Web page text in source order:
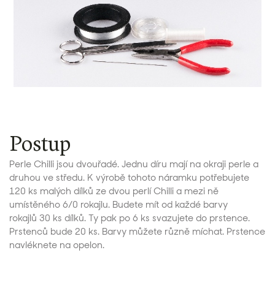
Postup
Perle Chilli jsou dvouřadé. Jednu díru mají na okraji perle a
druhou ve středu. K výrobě tohoto náramku potřebujete
120 ks malých dílků ze dvou perlí Chilli a mezi ně
umístěného 6/0 rokajlu. Budete mít od každé barvy
rokajlů 30 ks dílků. Ty pak po 6 ks svazujete do prstence.
Prstenců bude 20 ks. Barvy můžete různě míchat. Prstence
navléknete na opelon.